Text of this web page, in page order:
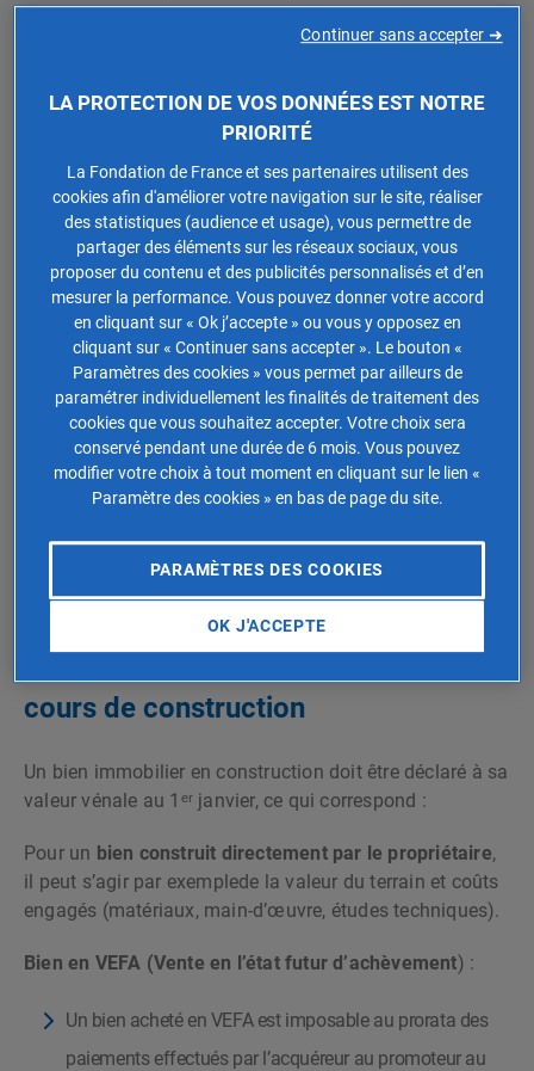
, même s’ils ne sont pas encore
Les biens en construction, dès lors qu’ils font partie du
patrimoine du contribuable.
Un bien immobilier en construction peut donc être
soumis à l’IFI si sa valeur dépasse, cumulée aux autres
biens du foyer fiscal, le seuil de 1,3 million d’euros.
À partir de quand un bien en
construction est-il taxable à l’IFI ?
Un bien en construction est considéré comme un actif
immobilier dès lors que des travaux ont été entrepris et
qu’ils représentent une valeur patrimoniale au 1ᵉʳ janvier
de l’année fiscale.
Comment évaluer un bien en construction
pour l’IFI ?
cours de construction
Un bien immobilier en construction doit être déclaré à sa
valeur vénale au 1ᵉʳ janvier, ce qui correspond :
Pour un bien construit directement par le propriétaire,
il peut s’agir par exemplede la valeur du terrain et coûts
engagés (matériaux, main-d’œuvre, études techniques).
Bien en VEFA (Vente en l’état futur d’achèvement) :
Un bien acheté en VEFA est imposable au prorata des
paiements effectués par l’acquéreur au promoteur au
LA PROTECTION DE VOS DONNÉES EST NOTRE
PRIORITÉ
La Fondation de France et ses partenaires utilisent des
cookies afin d'améliorer votre navigation sur le site, réaliser
des statistiques (audience et usage), vous permettre de
partager des éléments sur les réseaux sociaux, vous
proposer du contenu et des publicités personnalisés et d’en
mesurer la performance. Vous pouvez donner votre accord
en cliquant sur « Ok j’accepte » ou vous y opposez en
cliquant sur « Continuer sans accepter ». Le bouton «
Paramètres des cookies » vous permet par ailleurs de
paramétrer individuellement les finalités de traitement des
cookies que vous souhaitez accepter. Votre choix sera
conservé pendant une durée de 6 mois. Vous pouvez
modifier votre choix à tout moment en cliquant sur le lien «
Paramètre des cookies » en bas de page du site.
PARAMÈTRES DES COOKIES
OK J'ACCEPTE
Continuer sans accepter ➜